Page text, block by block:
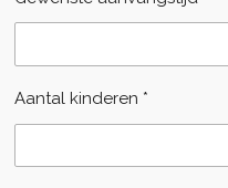
Aantal kinderen *